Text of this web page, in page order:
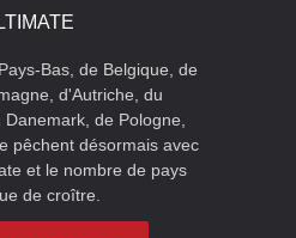
Bas, de Belgique, de
d'Autriche, du
de Pologne,
pêchent désormais avec
et le nombre de pays
de croître.